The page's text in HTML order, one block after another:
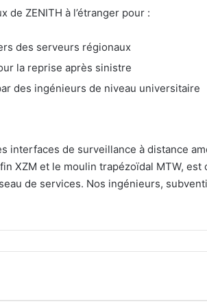
de ZENITH à l’étranger pour :
des serveurs régionaux
la reprise après sinistre
des ingénieurs de niveau universitaire
interfaces de surveillance à distance
XZM et le moulin trapézoïdal MTW,
de services. Nos ingénieurs,